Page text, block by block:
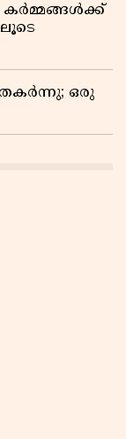
കർമ്മങ്ങൾക്ക്
തകർന്നു; ഒരു